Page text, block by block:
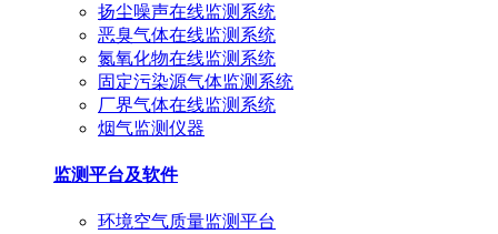
扬尘噪声在线监测系统
恶臭气体在线监测系统
氮氧化物在线监测系统
固定污染源气体监测系统
厂界气体在线监测系统
烟气监测仪器
监测平台及软件
环境空气质量监测平台